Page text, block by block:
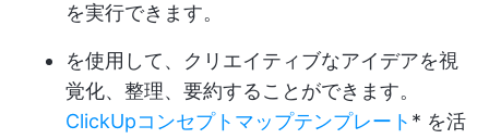
を実行できます。
を使用して、クリエイティブなアイデアを視
覚化、整理、要約することができます。
ClickUpコンセプトマップテンプレート * を活